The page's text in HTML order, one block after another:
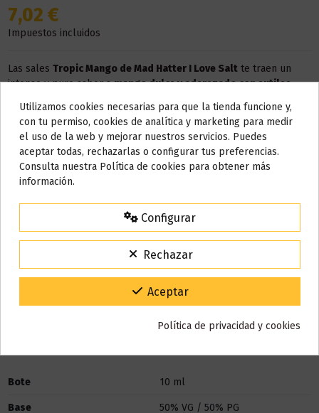
7,02 €
Impuestos incluidos
Las sales Tropic Mango de Mad Hatter I Love Saltte traen un
intenso y puro sabor amango dulce y aderezado con sutiles
paraíso.
Recomendado para PODS,por ejemplo elKoko Prime de Uwell
Nicotina
Detalles del producto
Bote 10 ml
Base 50% VG / 50% PG
Do not show again.
AVISO IMPORTANTE
Nos tomamos unos días
Todos los pedidos realizados desde el
15% de descuento
Para agradecerte la espera durante estos días.
Código:VACACIONES15
Gracias por tu paciencia y por seguir confiando en nosotros.
Utilizamos cookies necesarias para que la tienda funcione y,
con tu permiso, cookies de analítica y marketing para medir
el uso de la web y mejorar nuestros servicios. Puedes
aceptar todas, rechazarlas o configurar tus preferencias.
Consulta nuestra Política de cookies para obtener más
información.
Configurar
Rechazar
Aceptar
Política de privacidad y cookies